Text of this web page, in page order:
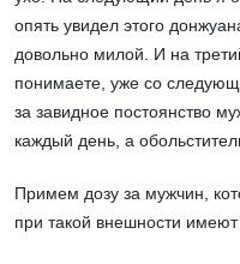
опять увидел этого
довольно милой. И на
понимаете, уже со
за завидное постоянство
каждый день, а
Примем дозу за мужчин,
при такой внешности